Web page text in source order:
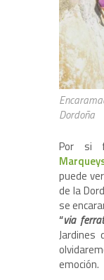
Dordoña
Por si
puede
de la
se
“via
Jardines
emoción.